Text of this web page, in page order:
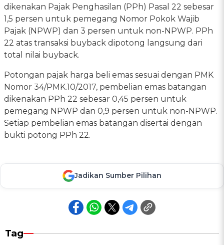
dikenakan Pajak Penghasilan (PPh) Pasal 22 sebesar
1,5 persen untuk pemegang Nomor Pokok Wajib
Pajak (NPWP) dan 3 persen untuk non-NPWP. PPh
22 atas transaksi buyback dipotong langsung dari
total nilai buyback.
‎‎Potongan pajak harga beli emas sesuai dengan PMK
Nomor 34/PMK.10/2017, pembelian emas batangan
dikenakan PPh 22 sebesar 0,45 persen untuk
pemegang NPWP dan 0,9 persen untuk non-NPWP.
Setiap pembelian emas batangan disertai dengan
bukti potong PPh 22.
Jadikan Sumber Pilihan
Tag